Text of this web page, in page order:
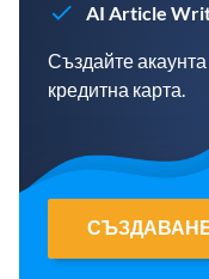
AI Article
Създайте
кредитна карта.